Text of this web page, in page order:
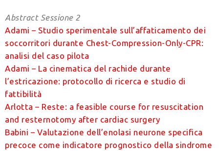
Abstract Sessione 2
Adami – Studio sperimentale sull’affaticamento dei
soccorritori durante Chest-Compression-Only-CPR:
analisi del caso pilota
Adami – La cinematica del rachide durante
l’estricazione: protocollo di ricerca e studio di
fattibilità
Arlotta – Reste: a feasible course for resuscitation
and resternotomy after cardiac surgery
Babini – Valutazione dell’enolasi neurone specifica
precoce come indicatore prognostico della sindrome